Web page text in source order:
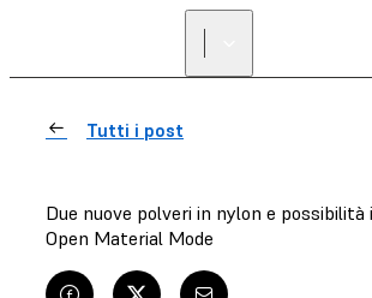
Tutti i post
Due nuove polveri in nylon e
Open Material Mode